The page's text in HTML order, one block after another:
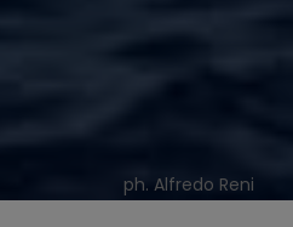
ph. Alfredo Reni